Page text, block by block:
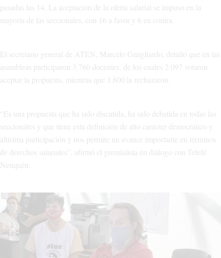
pasadas las 14. La aceptación de la oferta salarial se impuso en la
mayoría de las seccionales, con 16 a favor y 6 en contra.
El secretario general de ATEN, Marcelo Guagliardo, detalló que en las
asambleas participaron 3.760 docentes, de los cuales 2.097 votaron
aceptar la propuesta, mientras que 1.600 la rechazaron.
“Es una propuesta que ha sido discutida, ha sido debatida en todas las
seccionales y que tiene esta definición de alto carácter democrático y
altísima participación y nos permite un avance importante en términos
de derechos salariales”, afirmó el gremialista en diálogo con Telefé
Neuquén.